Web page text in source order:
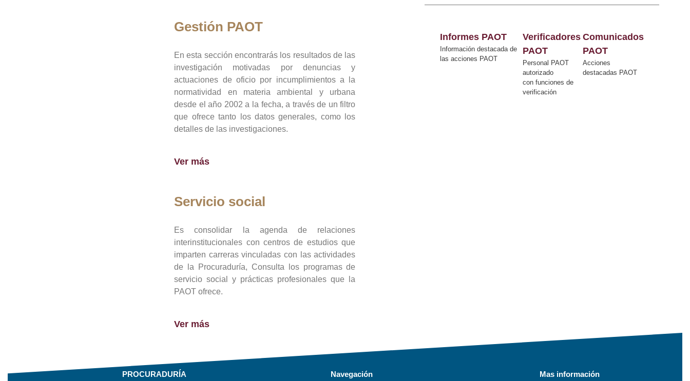
Gestión PAOT
En esta sección encontrarás los resultados de las
investigación motivadas por denuncias y
actuaciones de oficio por incumplimientos a la
normatividad en materia ambiental y urbana
desde el año 2002 a la fecha, a través de un filtro
que ofrece tanto los datos generales, como los
detalles de las investigaciones.
Ver más
Servicio social
Es consolidar la agenda de relaciones
interinstitucionales con centros de estudios que
imparten carreras vinculadas con las actividades
de la Procuraduría, Consulta los programas de
servicio social y prácticas profesionales que la
PAOT ofrece.
Ver más
Informes PAOT
Información destacada de
las acciones PAOT
Verificadores
PAOT
Personal PAOT
autorizado
con funciones de
verificación
Comunicados
PAOT
Acciones
destacadas PAOT
PROCURADURÍA Navegación Mas información